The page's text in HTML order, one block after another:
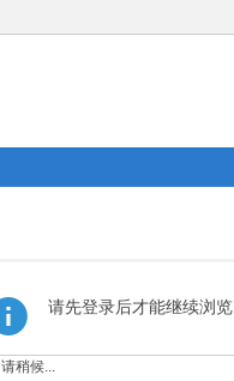
请先登录后才能继续浏览
请稍候...